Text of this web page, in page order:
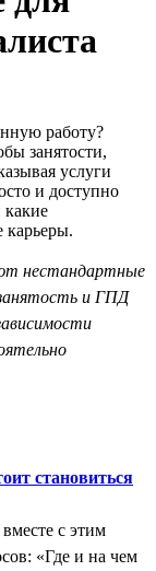
работу?
занятости,
услуги
и доступно
какие
карьеры.
нестандартные
и ГПД
становиться
с этим
«Где и на чем